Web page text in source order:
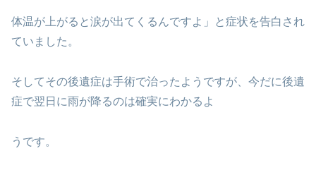
体温が上がると涙が出てくるんですよ」と症状を告白され
ていました。
そしてその後遺症は手術で治ったようですが、今だに後遺
症で翌日に雨が降るのは確実にわかるよ
うです。